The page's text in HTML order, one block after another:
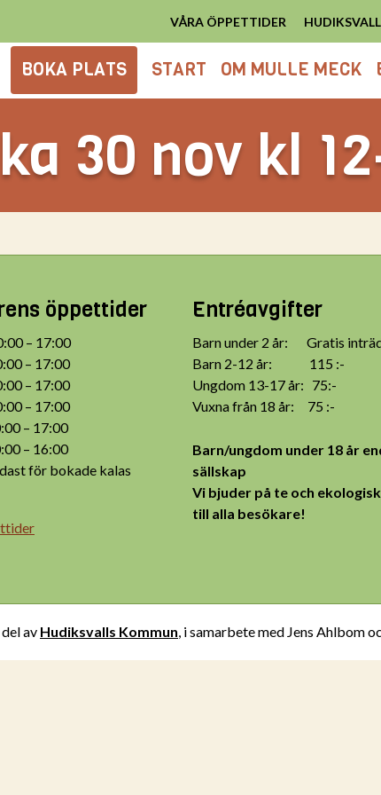
VÅRA ÖPPETTIDER
BOKA PLATS START OM MULLE MECK
30 nov kl
öppettider
– 17:00
– 17:00
– 17:00
– 17:00
– 17:00
– 16:00
för bokade kalas
Entréavgifter
Barn under 2 år: Gratis
Barn 2-12 år: 115 :-
Ungdom 13-17 år: 75:-
Vuxna från 18 år: 75 :-
Barn/ungdom under 18 år
sällskap
Vi bjuder på te och
till alla besökare!
av Hudiksvalls Kommun, i samarbete med Jens Ahlbom